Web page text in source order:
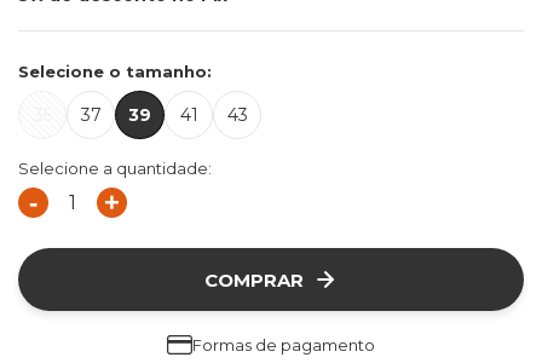
Selecione o tamanho:
37 39 41 43
Selecione a quantidade:
- +
COMPRAR
Formas de pagamento